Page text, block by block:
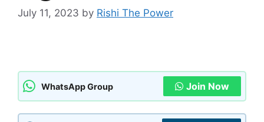
July 11, 2023 by Rishi The Power
WhatsApp Group Join Now